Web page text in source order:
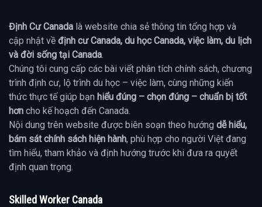
Định Cư Canada là website chia sẻ thông tin tổng hợp và
cập nhật về định cư Canada, du học Canada, việc làm, du lịch
và đời sống tại Canada
Chúng tôi cung cấp các bài viết phân tích chính sách, chương
trình định cư, lộ trình du học – việc làm, cùng những kiến
thức thực tế giúp bạn hiểu đúng – chọn đúng – chuẩn bị tốt
hơn cho kế hoạch đến Canada.
Nội dung trên website được biên soạn theo hướng dễ hiểu,
bám sát chính sách hiện hành, phù hợp cho người Việt đang
tìm hiểu, tham khảo và định hướng trước khi đưa ra quyết
định quan trọng.
Skilled Worker Canada